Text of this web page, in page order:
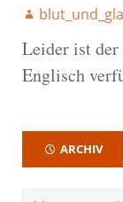
Leider ist
Englisch
ARCHIV